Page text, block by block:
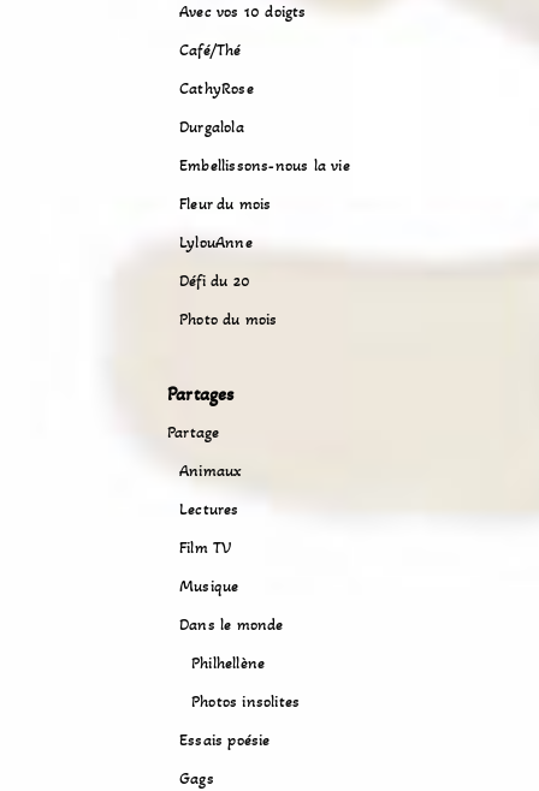
Avec vos 10 doigts
Café/Thé
CathyRose
Durgalola
Embellissons-nous la vie
Fleur du mois
LylouAnne
Défi du 20
Photo du mois
Partages
Partage
Animaux
Lectures
Film TV
Musique
Dans le monde
Philhellène
Photos insolites
Essais poésie
Gags